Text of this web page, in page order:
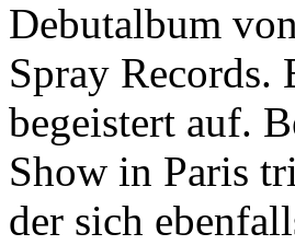
Debutalbum von
Spray Records.
begeistert auf.
Show in Paris
der sich